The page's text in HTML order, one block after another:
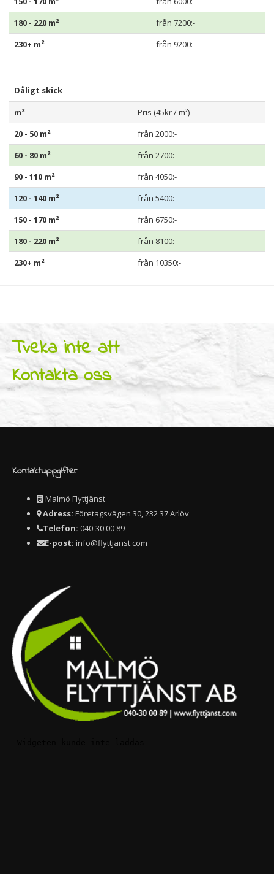
180 - 220 m²
från 7200:-
230+ m²
från 9200:-
Dåligt skick
m²
Pris (45kr / m²)
20 - 50 m²
från 2000:-
60 - 80 m²
från 2700:-
90 - 110 m²
från 4050:-
120 - 140 m²
från 5400:-
150 - 170 m²
från 6750:-
180 - 220 m²
från 8100:-
230+ m²
från 10350:-
Tveka inte att
Kontakta oss
Kontaktuppgifter
Malmö Flyttjänst
Adress: Företagsvägen 30, 232 37 Arlöv
Telefon: 040-30 00 89
E-post: info@flyttjanst.com